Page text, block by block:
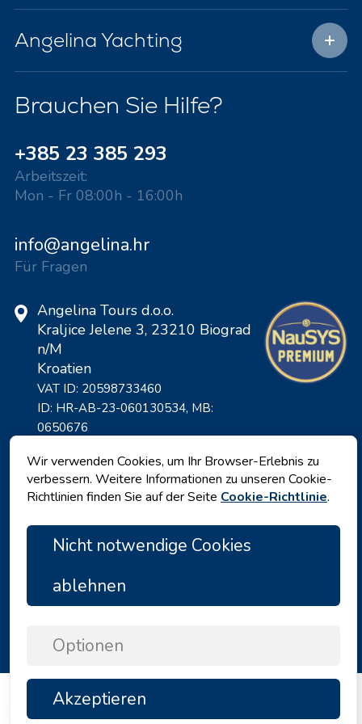
Angelina Yachting
Brauchen Sie Hilfe?
+385 23 385 293
Arbeitszeit:
Mon - Fr 08:00h - 16:00h
info@angelina.hr
Für Fragen
Angelina Tours d.o.o.
Kraljice Jelene 3, 23210 Biograd
n/M
Kroatien
VAT ID: 20598733460
ID: HR-AB-23-060130534, MB:
0650676
Copyright © 2026 by Angelina Tours d.o.o.
Wir verwenden Cookies, um Ihr Browser-Erlebnis zu
verbessern. Weitere Informationen zu unseren Cookie-
Richtlinien finden Sie auf der Seite Cookie-Richtlinie.
Nicht notwendige Cookies
ablehnen
Optionen
Akzeptieren